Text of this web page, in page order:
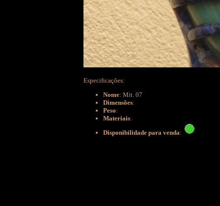
Especificações:
Nome: Mit. 07
Dimensões:
Peso:
Materiais:
Disponibilidade para venda: